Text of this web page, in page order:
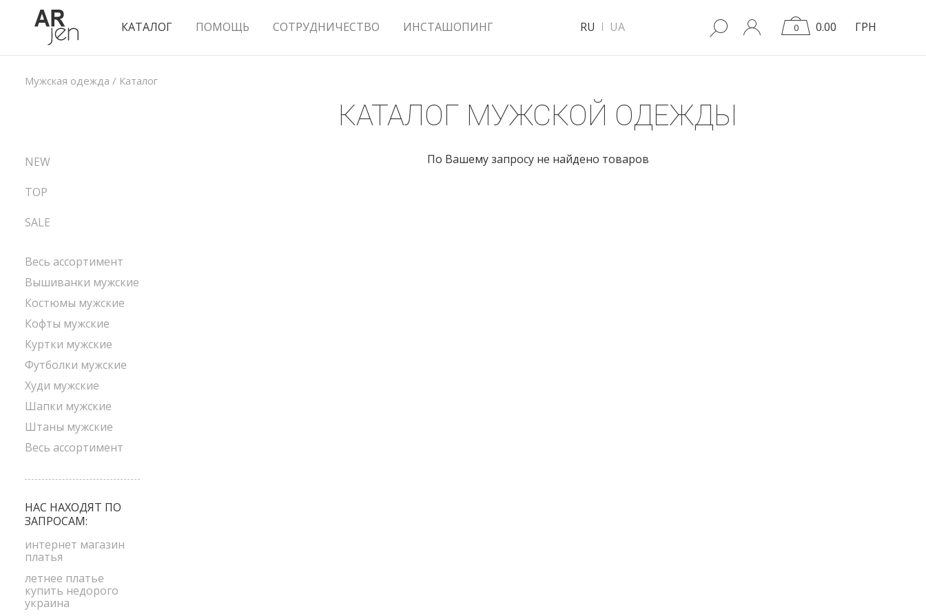
КАТАЛОГ ПОМОЩЬ СОТРУДНИЧЕСТВО ИНСТАШОПИНГ RU UA 0 0.00 ГРН
Мужская одежда / Каталог
КАТАЛОГ МУЖСКОЙ ОДЕЖДЫ
По Вашему запросу не найдено товаров
NEW
TOP
SALE
Весь ассортимент
Вышиванки мужские
Костюмы мужские
Кофты мужские
Куртки мужские
Футболки мужские
Худи мужские
Шапки мужские
Штаны мужские
Весь ассортимент
НАС НАХОДЯТ ПО
ЗАПРОСАМ:
интернет магазин
платья
летнее платье
купить недорого
украина